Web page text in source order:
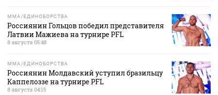
MMA/ЕДИНОБОРСТВА
Россиянин Гольцов победил представителя
Латвии Мажиева на турнире PFL
8 августа 05:48
MMA/ЕДИНОБОРСТВА
Россиянин Молдавский уступил бразильцу
Каппелоззе на турнире PFL
8 августа 04:15